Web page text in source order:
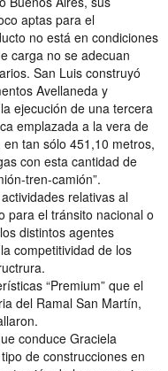
aptas para el
no está en condiciones
carga no se adecuan
San Luis construyó
Avellaneda y
ejecución de una tercera
emplazada a la vera de
tan sólo 451,10 metros,
con esta cantidad de
tren-camión”.
relativas al
para el tránsito nacional o
distintos agentes
competitividad de los
“Premium” que el
del Ramal San Martín,
conduce Graciela
de construcciones en